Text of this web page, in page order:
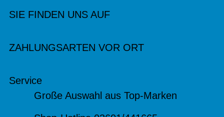
SIE FINDEN UNS AUF
ZAHLUNGSARTEN VOR ORT
Service
Große Auswahl aus Top-Marken